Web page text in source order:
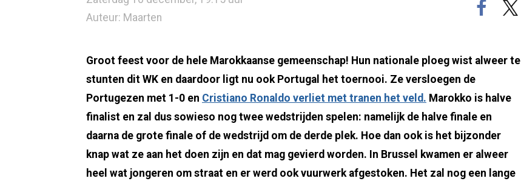
Auteur: Maarten
Groot feest voor de hele Marokkaanse gemeenschap! Hun nationale ploeg wist alweer te
stunten dit WK en daardoor ligt nu ook Portugal het toernooi. Ze versloegen de
Portugezen met 1-0 en Cristiano Ronaldo verliet met tranen het veld. Marokko is halve
finalist en zal dus sowieso nog twee wedstrijden spelen: namelijk de halve finale en
daarna de grote finale of de wedstrijd om de derde plek. Hoe dan ook is het bijzonder
knap wat ze aan het doen zijn en dat mag gevierd worden. In Brussel kwamen er alweer
heel wat jongeren om straat en er werd ook vuurwerk afgestoken. Het zal nog een lange